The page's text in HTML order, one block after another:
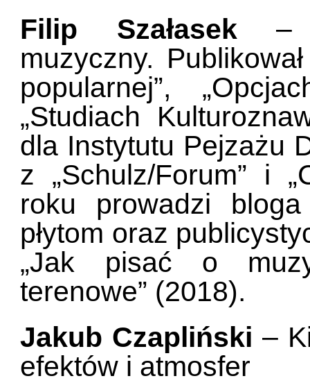
Filip Szałasek –
muzyczny.
popularnej”,
„Studiach
dla Instytutu Pejzażu
z „Schulz/Forum” i
roku prowadzi
płytom oraz
„Jak pisać o
terenowe” (2018).
Jakub Czapliński –
efektów i atmosfer